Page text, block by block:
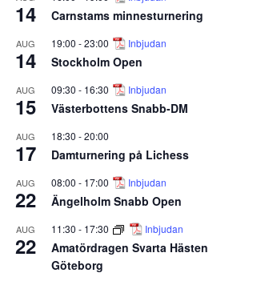
14 Carnstams minnesturnering
AUG
14
19:00 -23:00 Inbjudan
Stockholm Open
AUG
15
09:30 - 16:30 Inbjudan
Västerbottens Snabb-DM
AUG
17
18:30 -20:00
Damturnering på Lichess
AUG
22
08:00 - 17:00 Inbjudan
Ängelholm Snabb Open
AUG
22
11:30 - 17:30 Inbjudan
Amatördragen Svarta Hästen
Göteborg